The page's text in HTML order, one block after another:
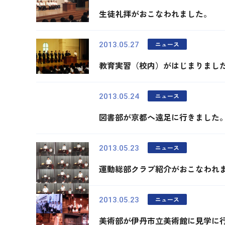
生徒礼拝がおこなわれました。
2013.05.27 ニュース
教育実習（校内）がはじまりました
2013.05.24 ニュース
図書部が京都へ遠足に行きました。
2013.05.23 ニュース
運動総部クラブ紹介がおこなわれ
2013.05.23 ニュース
美術部が伊丹市立美術館に見学に